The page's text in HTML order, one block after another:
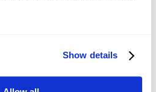
Show details
bertahan
Dolar AS – UOB